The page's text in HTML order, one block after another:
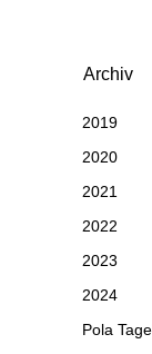
Archiv
2019
2020
2021
2022
2023
2024
Pola